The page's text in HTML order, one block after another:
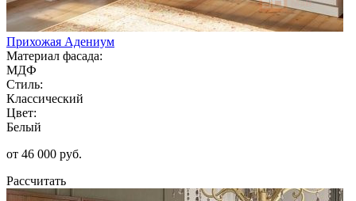
Прихожая Адениум
Материал фасада:
МДФ
Стиль:
Классический
Цвет:
Белый
от 46 000 руб.
Рассчитать